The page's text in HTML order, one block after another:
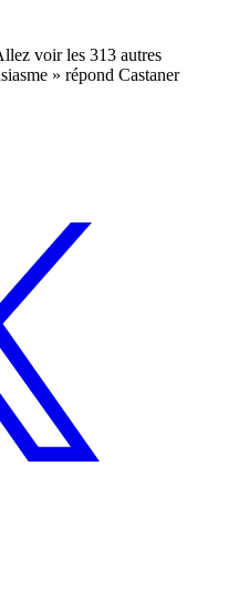
voir les 313 autres
» répond Castaner